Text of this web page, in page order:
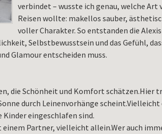
verbindet – wusste ich genau, welche
Reisen wollte: makellos sauber,
voller Charakter. So entstanden die
Selbstbewusstsein und das Gefühl,
Glamour entscheiden muss.
die Schönheit und Komfort schätzen.Hier
durch Leinenvorhänge scheint.Vielleicht
Kinder eingeschlafen sind.
Partner, vielleicht allein.Wer auch